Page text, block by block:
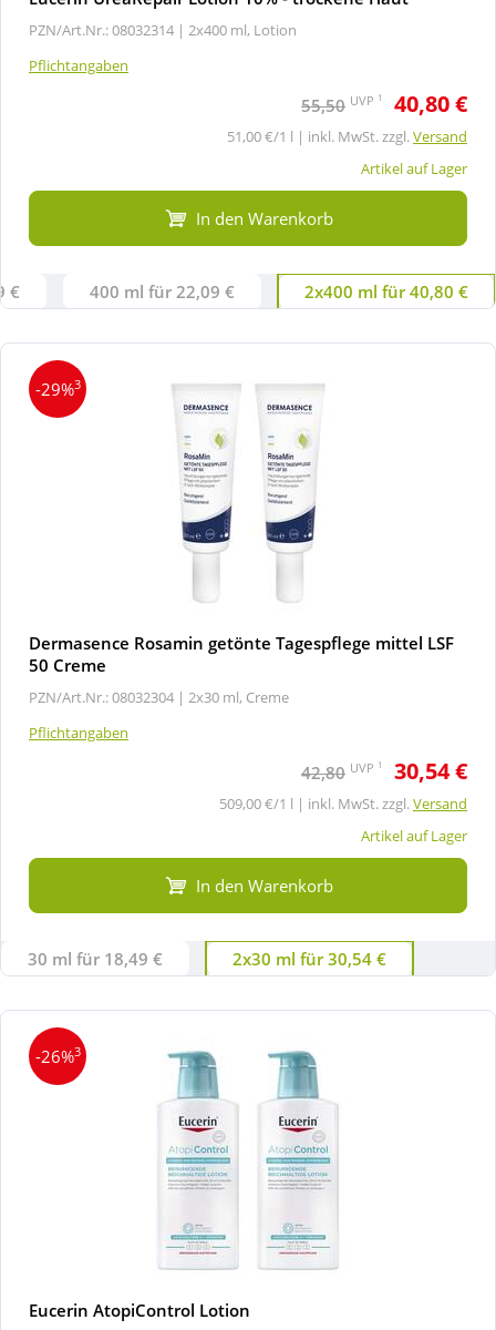
PZN/Art.Nr.: 08032314 | 2x400 ml, Lotion
Pflichtangaben
55,50 UVP 1 40,80 €
51,00 €/1 l | inkl. MwSt. zzgl.Versand
Artikel auf Lager
In den Warenkorb
€ 400 ml für 22,09 € 2x400 ml für 40,80 €
-29%3
Dermasence Rosamin getönte Tagespflege mittel LSF
50 Creme
PZN/Art.Nr.: 08032304 | 2x30 ml, Creme
Pflichtangaben
42,80 UVP 1 30,54 €
509,00 €/1 l | inkl. MwSt. zzgl.Versand
Artikel auf Lager
In den Warenkorb
30 ml für 18,49 € 2x30 ml für 30,54 €
-26%3
Eucerin AtopiControl Lotion